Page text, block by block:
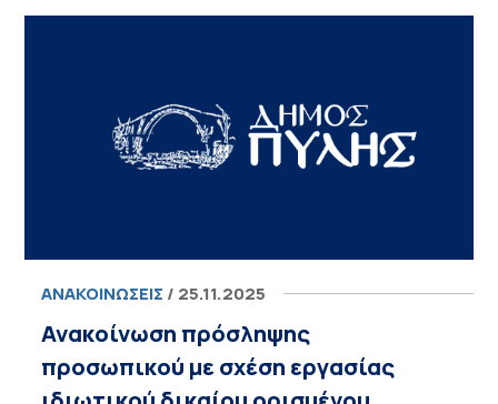
ΑΝΑΚΟΙΝΏΣΕΙΣ / 25.11.2025
Ανακοίνωση πρόσληψης
προσωπικού με σχέση εργασίας